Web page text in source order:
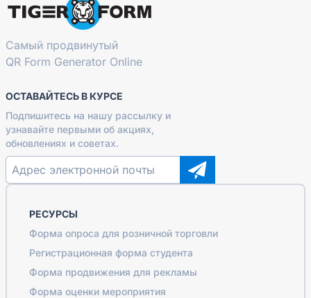
Самый продвинутый
QR Form Generator Online
ОСТАВАЙТЕСЬ В КУРСЕ
Подпишитесь на нашу рассылку и
узнавайте первыми об акциях,
обновлениях и советах.
РЕСУРСЫ
Форма опроса для розничной торговли
Регистрационная форма студента
Форма продвижения для рекламы
Форма оценки мероприятия